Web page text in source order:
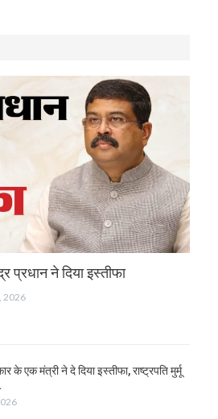
प्रधान ने दिया इस्तीफा
2026
के एक मंत्री ने दे दिया इस्तीफा, राष्ट्रपति मुर्मू